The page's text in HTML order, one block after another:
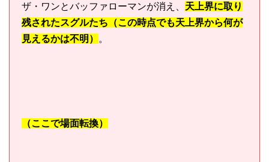
ザ・ワンとバッファローマンが消え、 天上界に取り
残されたスグルたち（この時点でも天上界から何が
見えるかは不明）
。
（ここで場面転換）